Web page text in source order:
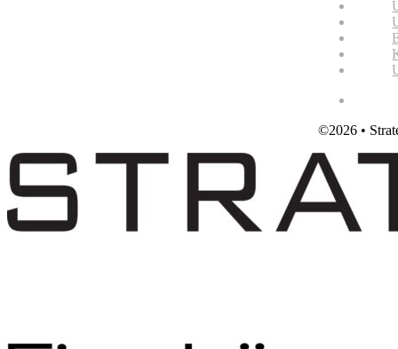
©2026 •